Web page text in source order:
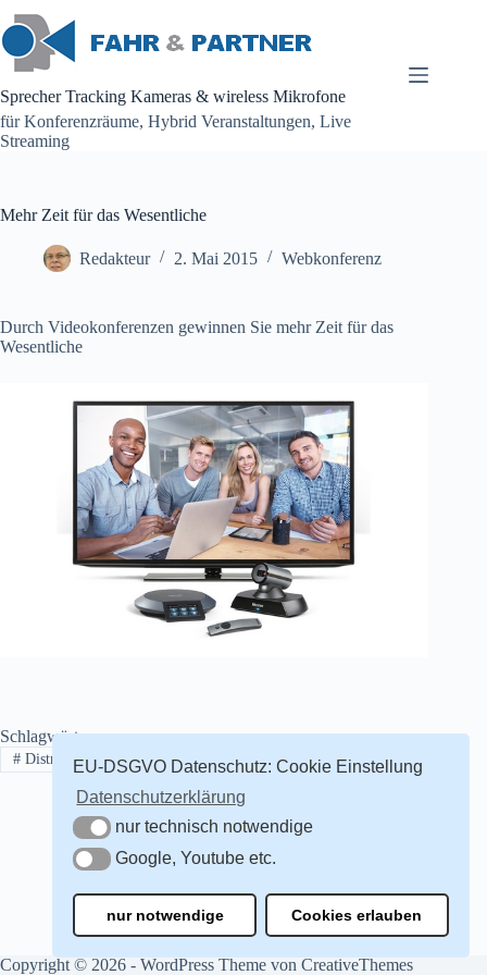
Inhalt
springen
Sprecher Tracking Kameras & wireless Mikrofone
für Konferenzräume, Hybrid Veranstaltungen, Live
Streaming
Mehr Zeit für das Wesentliche
Redakteur 2. Mai 2015 Webkonferenz
Durch Videokonferenzen gewinnen Sie mehr Zeit für das
Wesentliche
Schlagwörter
#Distributor #Supplier # Webkonferenz Anbieter
Copyright © 2026 - WordPress Theme von CreativeThemes
EU-DSGVO Datenschutz: Cookie Einstellung
Datenschutzerklärung
nur technisch notwendige
nur technisch notwendige
Google, Youtube etc.
Google, Youtube etc.
nur notwendige Cookies erlauben